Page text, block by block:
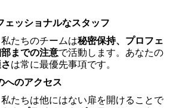
ェッショナルなスタッフ
私たちのチームは秘密保持、プロフェ
までの注意で活動します。あなたの
は常に最優先事項です。
へのアクセス
私たちは他にはない扉を開けることで